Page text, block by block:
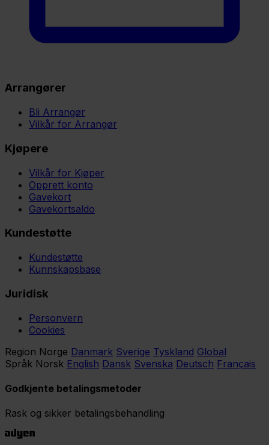
Arrangører
Bli Arrangør
Vilkår for Arrangør
Kjøpere
Vilkår for Kjøper
Opprett konto
Gavekort
Gavekortsaldo
Kundestøtte
Kundestøtte
Kunnskapsbase
Juridisk
Personvern
Cookies
Region Norge Danmark Sverige Tyskland Global
Språk Norsk English Dansk Svenska Deutsch Français
Godkjente betalingsmetoder
Rask og sikker betalingsbehandling